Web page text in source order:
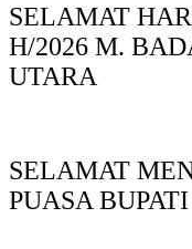
SELAMAT
H/2026 M.
UTARA
SELAMAT
PUASA